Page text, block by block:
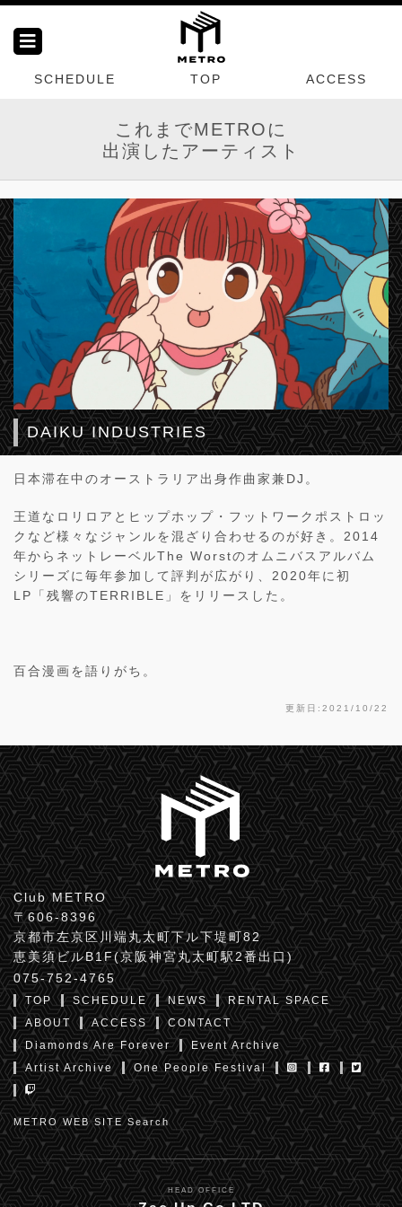
SCHEDULE TOP ACCESS
これまでMETROに
出演したアーティスト
DAIKU INDUSTRIES
日本滞在中のオーストラリア出身作曲家兼DJ。
王道なロリロアとヒップホップ・フットワークポストロッ
クなど様々なジャンルを混ざり合わせるのが好き。2014
年からネットレーベルThe Worstのオムニバスアルバム
シリーズに毎年参加して評判が広がり、2020年に初
LP「残響のTERRIBLE」をリリースした。
百合漫画を語りがち。
更新日:2021/10/22
Club METRO
〒606-8396
京都市左京区川端丸太町下ル下堤町82
恵美須ビルB1F(京阪神宮丸太町駅2番出口)
075-752-4765
TOP SCHEDULE NEWS
RENTAL SPACE
ABOUT
ACCESS
CONTACT
Diamonds Are Forever
Event Archive
Artist Archive
One People Festival
METRO WEB SITE Search
HEAD OFFICE